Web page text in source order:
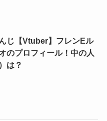
じ【Vtuber】フレンEル
のプロフィール！中の人
は？